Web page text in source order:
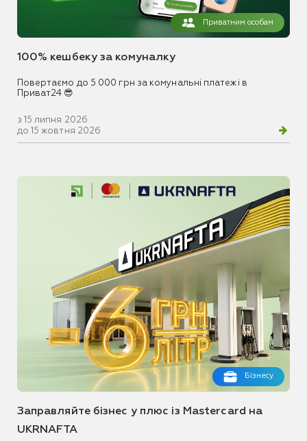
Приватним особам
100% кешбеку за комуналку
Повертаємо до 5 000 грн за комунальні платежі в
Приват24 😎
з 15 липня 2026
до 15 жовтня 2026
Бізнесу
Заправляйте бізнес у плюс із Mastercard на
UKRNAFTA